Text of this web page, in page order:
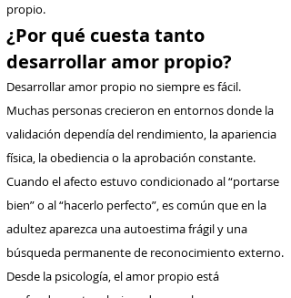
propio.
¿Por qué cuesta tanto
desarrollar amor propio?
Desarrollar amor propio no siempre es fácil.
Muchas personas crecieron en entornos donde la
validación dependía del rendimiento, la apariencia
física, la obediencia o la aprobación constante.
Cuando el afecto estuvo condicionado al “portarse
bien” o al “hacerlo perfecto”, es común que en la
adultez aparezca una autoestima frágil y una
búsqueda permanente de reconocimiento externo.
Desde la psicología, el amor propio está